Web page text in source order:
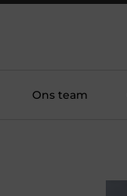
Ons team